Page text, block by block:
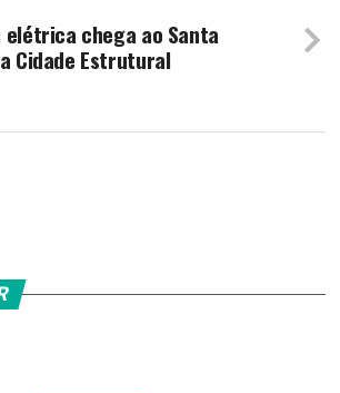
elétrica chega ao Santa
Cidade Estrutural